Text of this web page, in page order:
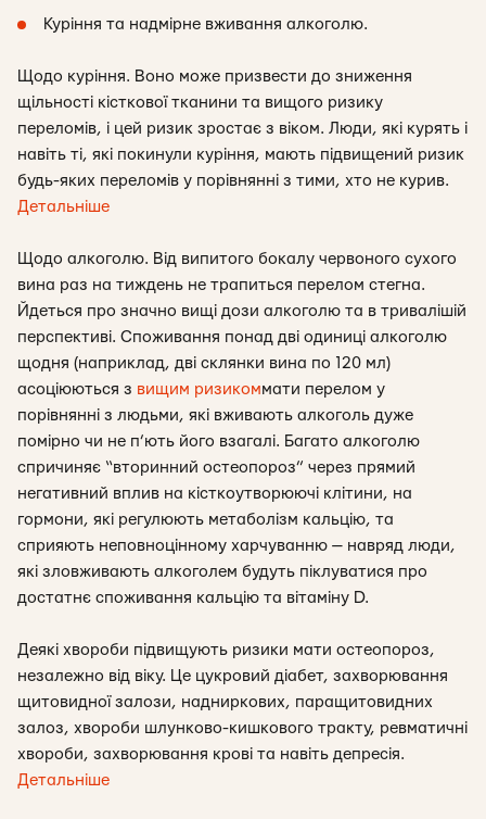
Куріння та надмірне вживання алкоголю.
Щодо куріння. Воно може призвести до зниження
щільності кісткової тканини та вищого ризику
переломів, і цей ризик зростає з віком. Люди, які курять і
навіть ті, які покинули куріння, мають підвищений ризик
будь-яких переломів у порівнянні з тими, хто не курив.
Детальніше
Щодо алкоголю. Від випитого бокалу червоного сухого
вина раз на тиждень не трапиться перелом стегна.
Йдеться про значно вищі дози алкоголю та в тривалішій
перспективі. Споживання понад дві одиниці алкоголю
щодня (наприклад, дві склянки вина по 120 мл)
асоціюються з вищим ризикоммати перелом у
порівнянні з людьми, які вживають алкоголь дуже
помірно чи не п’ють його взагалі. Багато алкоголю
спричиняє “вторинний остеопороз” через прямий
негативний вплив на кісткоутворюючі клітини, на
гормони, які регулюють метаболізм кальцію, та
сприяють неповноцінному харчуванню — навряд люди,
які зловживають алкоголем будуть піклуватися про
достатнє споживання кальцію та вітаміну D.
Деякі хвороби підвищують ризики мати остеопороз,
незалежно від віку. Це цукровий діабет, захворювання
щитовидної залози, надниркових, паращитовидних
залоз, хвороби шлунково-кишкового тракту, ревматичні
хвороби, захворювання крові та навіть депресія.
Детальніше